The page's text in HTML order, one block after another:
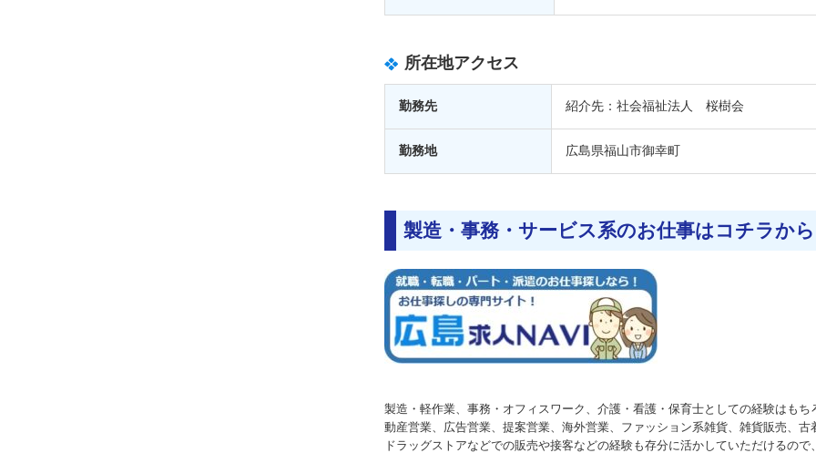
所在地アクセス
勤務先 紹介先：社会福祉法人 桜樹会
勤務地 広島県福山市御幸町
製造・事務・サービス系のお仕事はコチラか
製造・軽作業、事務・オフィスワーク、介護・看護・保育士としての経験はも
動産営業、広告営業、提案営業、海外営業、ファッション系雑貨、雑貨販売、
ドラッグストアなどでの販売や接客などの経験も存分に活かしていただけるの